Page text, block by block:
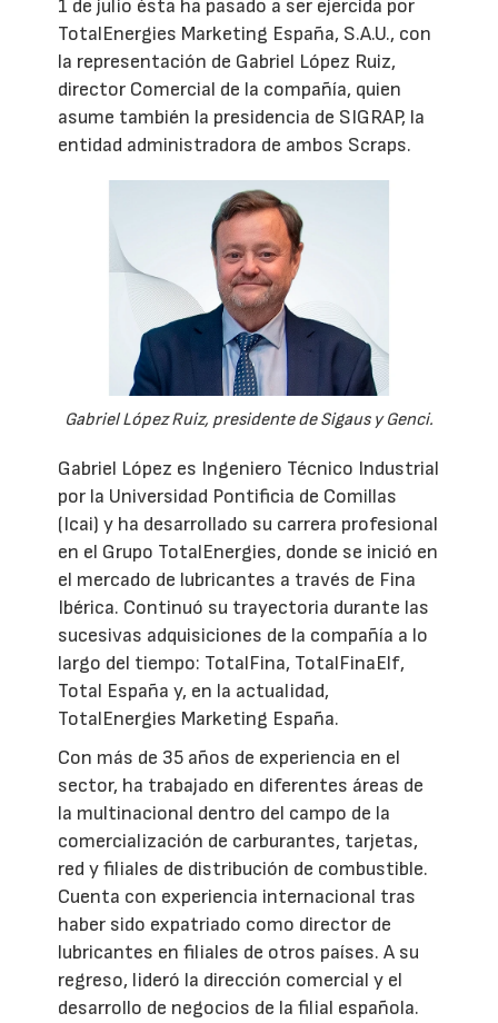
1 de julio ésta ha pasado a ser ejercida por
TotalEnergies Marketing España, S.A.U., con
la representación de Gabriel López Ruiz,
director Comercial de la compañía, quien
asume también la presidencia de SIGRAP, la
entidad administradora de ambos Scraps.
Gabriel López Ruiz, presidente de Sigaus y Genci.
Gabriel López es Ingeniero Técnico Industrial
por la Universidad Pontificia de Comillas
(Icai) y ha desarrollado su carrera profesional
en el Grupo TotalEnergies, donde se inició en
el mercado de lubricantes a través de Fina
Ibérica. Continuó su trayectoria durante las
sucesivas adquisiciones de la compañía a lo
largo del tiempo: TotalFina, TotalFinaElf,
Total España y, en la actualidad,
TotalEnergies Marketing España.
Con más de 35 años de experiencia en el
sector, ha trabajado en diferentes áreas de
la multinacional dentro del campo de la
comercialización de carburantes, tarjetas,
red y filiales de distribución de combustible.
Cuenta con experiencia internacional tras
haber sido expatriado como director de
lubricantes en filiales de otros países. A su
regreso, lideró la dirección comercial y el
desarrollo de negocios de la filial española.